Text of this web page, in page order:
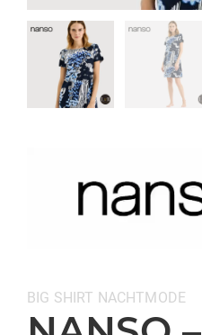
Categorieën:
BIG SHIRT NACHTMODE